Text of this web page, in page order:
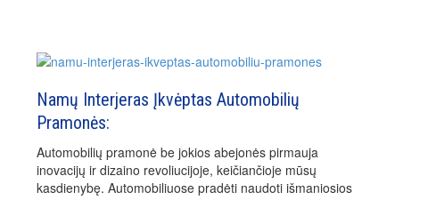
Namų Interjeras Įkvėptas Automobilių
Pramonės:
Automobilių pramonė be jokios abejonės pirmauja
inovacijų ir dizaino revoliucijoje, keičiančioje mūsų
kasdienybę. Automobiliuose pradėti naudoti išmaniosios